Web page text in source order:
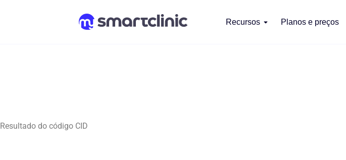
Recursos Planos e preços
Resultado do código CID